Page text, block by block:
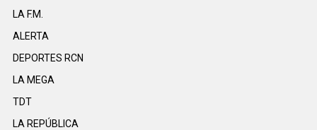
LA F.M.
ALERTA
DEPORTES RCN
LA MEGA
TDT
LA REPÚBLICA